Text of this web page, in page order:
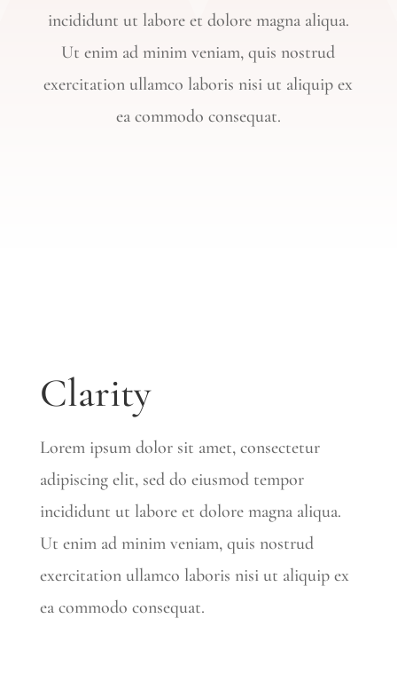
incididunt ut labore et dolore magna aliqua.
Ut enim ad minim veniam, quis nostrud
exercitation ullamco laboris nisi ut aliquip ex
ea commodo consequat.
Clarity
Lorem ipsum dolor sit amet, consectetur
adipiscing elit, sed do eiusmod tempor
incididunt ut labore et dolore magna aliqua.
Ut enim ad minim veniam, quis nostrud
exercitation ullamco laboris nisi ut aliquip ex
ea commodo consequat.